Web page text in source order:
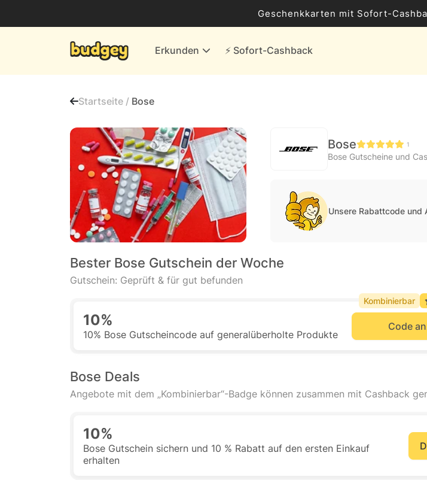
Geschenkkarten mit Sofort-
Erkunden ⚡️ Sofort-Cashback
Finanzen & Versicherungen
Weiteres
Alle Händler
Startseite / Bose
Bose 1
Bose Gutscheine und
Unsere Rabattcode
Bester Bose Gutschein der Woche
Gutschein: Geprüft & für gut befunden
10%
10% Bose Gutscheincode auf generalüberholte Produkte
Code
Kombinierbar
Bose Deals
Angebote mit dem „Kombinierbar“-Badge können zusammen mit Cashback
10%
Bose Gutschein sichern und 10 % Rabatt auf den ersten Einkauf
erhalten